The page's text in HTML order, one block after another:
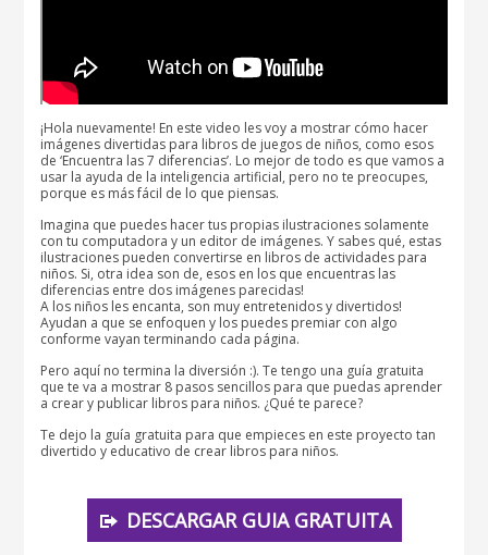
¡Hola nuevamente! En este video les voy a mostrar cómo hacer
imágenes divertidas para libros de juegos de niños, como esos
de ‘Encuentra las 7 diferencias’. Lo mejor de todo es que vamos a
usar la ayuda de la inteligencia artificial, pero no te preocupes,
porque es más fácil de lo que piensas.
Imagina que puedes hacer tus propias ilustraciones solamente
con tu computadora y un editor de imágenes. Y sabes qué, estas
ilustraciones pueden convertirse en libros de actividades para
niños. Si, otra idea son de, esos en los que encuentras las
diferencias entre dos imágenes parecidas!
A los niños les encanta, son muy entretenidos y divertidos!
Ayudan a que se enfoquen y los puedes premiar con algo
conforme vayan terminando cada página.
Pero aquí no termina la diversión :). Te tengo una guía gratuita
que te va a mostrar 8 pasos sencillos para que puedas aprender
a crear y publicar libros para niños. ¿Qué te parece?
Te dejo la guía gratuita para que empieces en este proyecto tan
divertido y educativo de crear libros para niños.
DESCARGAR GUIA GRATUITA